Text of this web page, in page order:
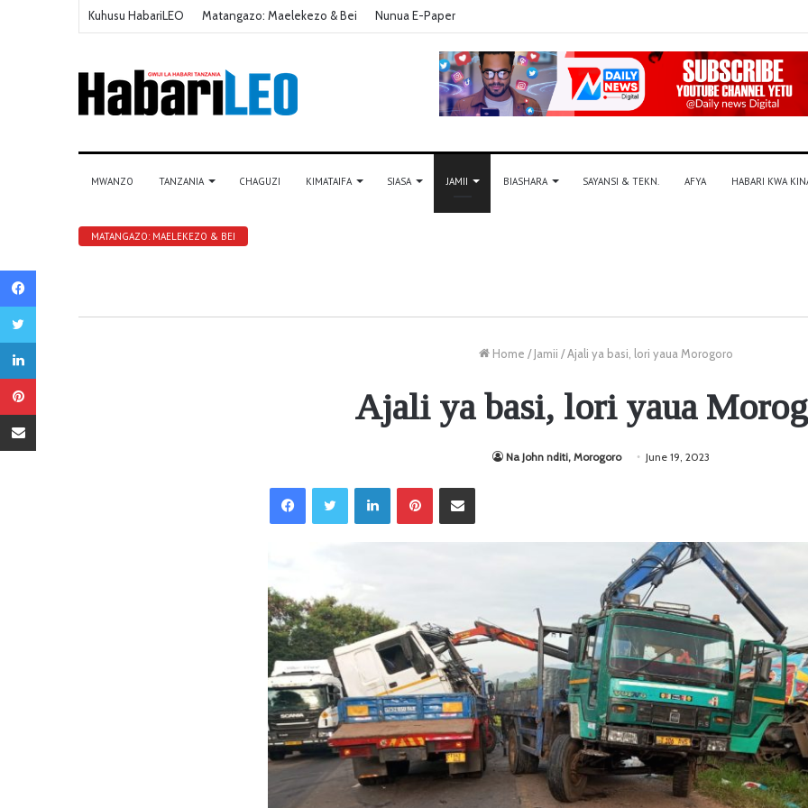
Kuhusu HabariLEO Matangazo: Maelekezo & Bei Nunua E-Paper
MWANZO TANZANIA CHAGUZI KIMATAIFA SIASA JAMII BIASHARA SAYANSI & TEKN. AFYA HABARI KWA
MATANGAZO: MAELEKEZO & BEI
Home / Jamii /Ajali ya basi, lori yaua Morogoro
Ajali ya basi, lori yaua
Na John nditi, Morogoro June 19, 2023
LinkedIn